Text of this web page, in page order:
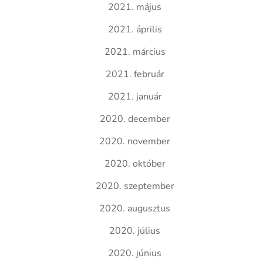
2021. május
2021. április
2021. március
2021. február
2021. január
2020. december
2020. november
2020. október
2020. szeptember
2020. augusztus
2020. július
2020. június